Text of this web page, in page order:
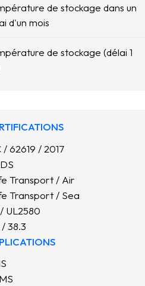
de stockage dans un
d'un mois
de stockage (délai 1
/ 62619 / 2017
Transport / Air
Transport / Sea
UL2580
/ 38.3